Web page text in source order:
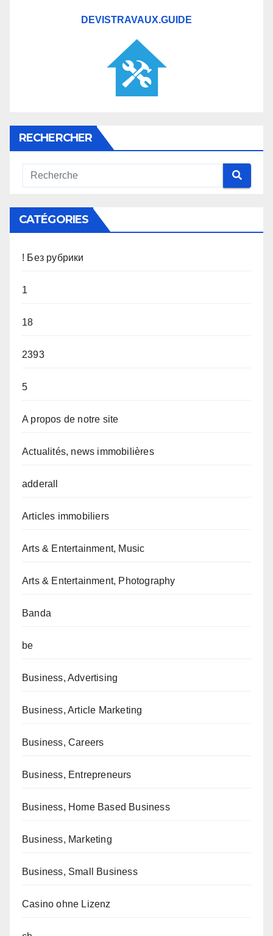
DEVISTRAVAUX.GUIDE
RECHERCHER
CATÉGORIES
! Без рубрики
1
18
2393
5
A propos de notre site
Actualités, news immobilières
adderall
Articles immobiliers
Arts & Entertainment, Music
Arts & Entertainment, Photography
Banda
be
Business, Advertising
Business, Article Marketing
Business, Careers
Business, Entrepreneurs
Business, Home Based Business
Business, Marketing
Business, Small Business
Casino ohne Lizenz